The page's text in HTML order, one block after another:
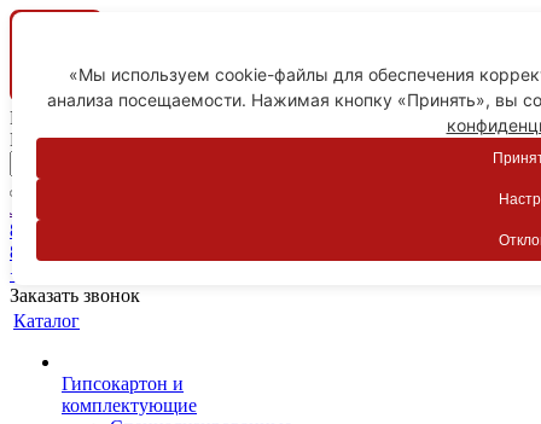
Ваш город
Пятигорск
Личный кабинет
8-800-775-59-89
8-800-775-59-89
+7 918 754-83-77
Заказать звонок
Каталог
Гипсокартон и
комплектующие
«Мы используем cookie-файлы для обеспечения
анализа посещаемости. Нажимая кнопку «Принять», вы